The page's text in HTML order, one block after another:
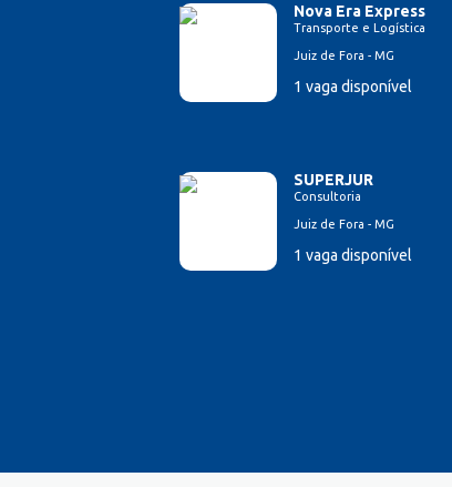
Nova Era Express
Transporte e Logística
Juiz de Fora - MG
1 vaga disponível
SUPERJUR
Consultoria
Juiz de Fora - MG
1 vaga disponível